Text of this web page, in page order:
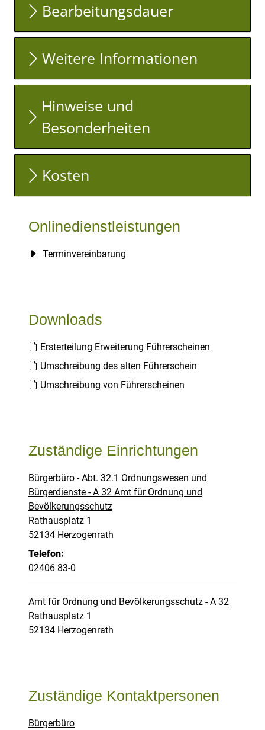
Bearbeitungsdauer
Weitere Informationen
Hinweise und
Besonderheiten
Kosten
Onlinedienstleistungen
Terminvereinbarung
Downloads
Ersterteilung Erweiterung Führerscheinen
Umschreibung des alten Führerschein
Umschreibung von Führerscheinen
Zuständige Einrichtungen
Bürgerbüro - Abt. 32.1 Ordnungswesen und
Bürgerdienste - A 32 Amt für Ordnung und
Bevölkerungsschutz
Straße:
Rathausplatz Hausnummer:
1
PLZ:
52134 Ort:
Herzogenrath
Telefon:
02406 83-0
Amt für Ordnung und Bevölkerungsschutz - A 32
Straße:
Rathausplatz Hausnummer:
1
PLZ:
52134 Ort:
Herzogenrath
Zuständige Kontaktpersonen
Bürgerbüro